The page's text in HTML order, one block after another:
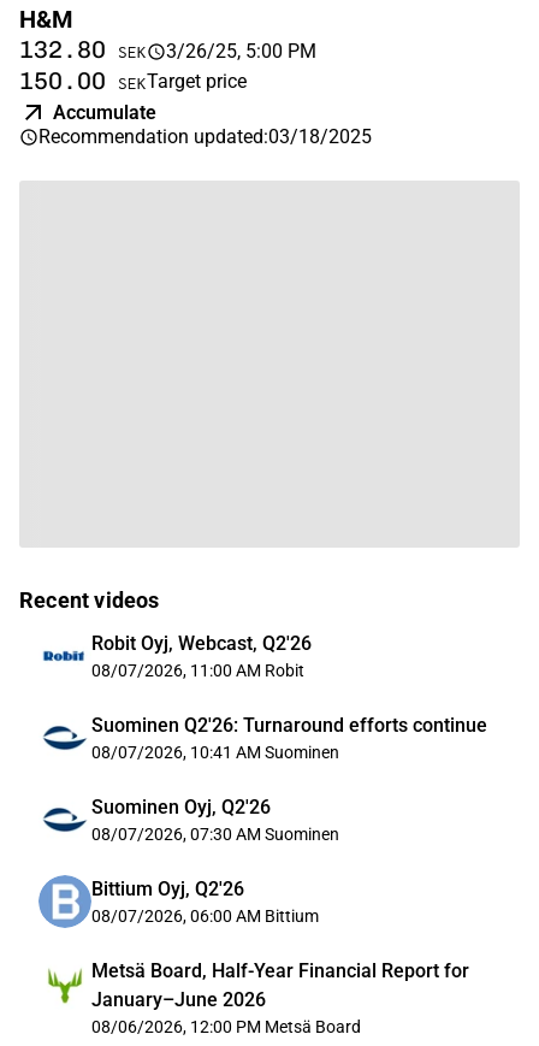
H&M
132.80 SEK 3/26/25, 5:00 PM
150.00 SEKTarget price
Accumulate
Recommendation updated:03/18/2025
Recent videos
Robit Oyj, Webcast, Q2'26
08/07/2026, 11:00 AM Robit
Suominen Q2'26: Turnaround efforts continue
08/07/2026, 10:41 AM Suominen
Suominen Oyj, Q2'26
08/07/2026, 07:30 AM Suominen
Bittium Oyj, Q2'26
08/07/2026, 06:00 AM Bittium
Metsä Board, Half-Year Financial Report for
January–June 2026
08/06/2026, 12:00 PM Metsä Board